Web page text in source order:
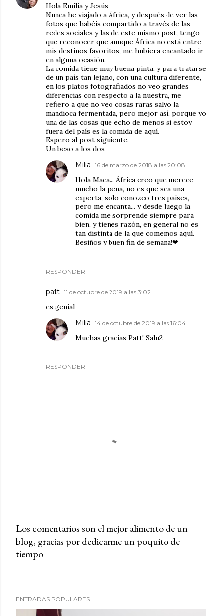
Hola Emilia y Jesús
Nunca he viajado a África, y después de ver las
fotos que habéis compartido a través de las
redes sociales y las de este mismo post, tengo
que reconocer que aunque África no está entre
mis destinos favoritos, me hubiera encantado ir
en alguna ocasión.
La comida tiene muy buena pinta, y para tratarse
de un país tan lejano, con una cultura diferente,
en los platos fotografiados no veo grandes
diferencias con respecto a la nuestra, me
refiero a que no veo cosas raras salvo la
mandioca fermentada, pero mejor así, porque yo
una de las cosas que echo de menos si estoy
fuera del país es la comida de aquí.
Espero al post siguiente.
Un beso a los dos
RESPONDER
Milia 16 de marzo de 2018 a las 20:08
Hola Maca... África creo que merece
mucho la pena, no es que sea una
experta, solo conozco tres países,
pero me encanta... y desde luego la
comida me sorprende siempre para
bien, y tienes razón, en general no es
tan distinta de la que comemos aquí.
Besiños y buen fin de semana!❤
patt 11 de octubre de 2019 a las 3:02
es genial
RESPONDER
Milia 14 de octubre de 2019 a las 16:04
Muchas gracias Patt! Salu2
P
u
c
Los comentarios son el mejor alimento de un
blog, gracias por dedicarme un poquito de
tiempo
ENTRADAS POPULARES